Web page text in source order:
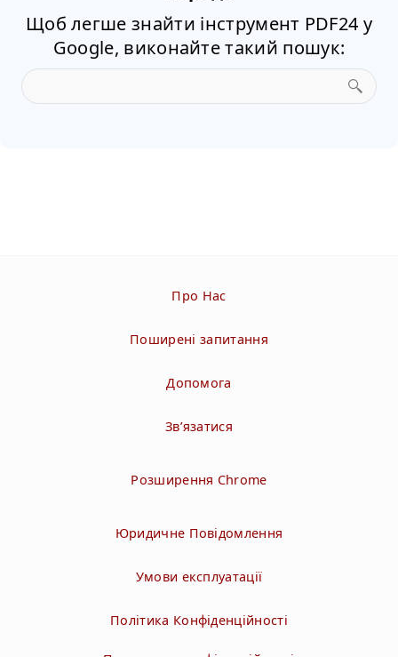
Щоб легше знайти інструмент PDF24 у
Google, виконайте такий пошук:
Про Нас
Поширені запитання
Допомога
Зв’язатися
Розширення Chrome
Юридичне Повідомлення
Умови експлуатації
Політика Конфіденційності